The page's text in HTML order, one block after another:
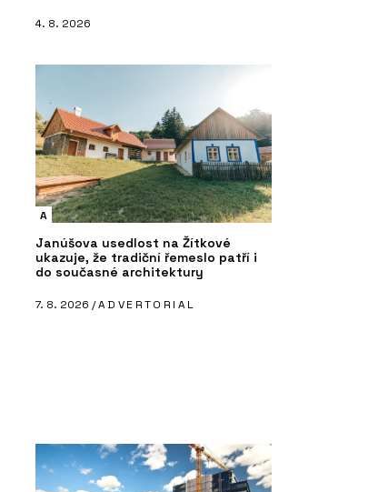
Svítidlo Flock of Light by Moooi -
Bulb
4. 8. 2026
A
Janúšova usedlost na Žítkové
ukazuje, že tradiční řemeslo patří i
do současné architektury
7. 8. 2026 /ADVERTORIAL